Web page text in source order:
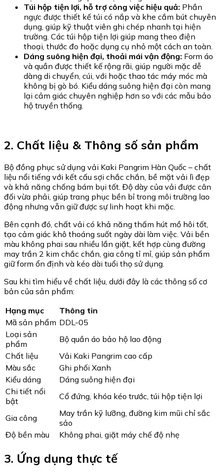
Túi hộp tiện lợi, hỗ trợ công việc hiệu quả: Phần
ngực được thiết kế túi có nắp và khe cắm bút chuyên
dụng, giúp kỹ thuật viên ghi chép nhanh tại hiện
trường. Các túi hộp tiện lợi giúp mang theo điện
thoại, thước đo hoặc dụng cụ nhỏ một cách an toàn.
Dáng suông hiện đại, thoải mái vận động: Form áo
và quần được thiết kế rộng rãi, giúp người mặc dễ
dàng di chuyển, cúi, với hoặc thao tác máy móc mà
không bị gò bó. Kiểu dáng suông hiện đại còn mang
lại cảm giác chuyên nghiệp hơn so với các mẫu bảo
hộ truyền thống.
2. Chất liệu & Thông số sản phẩm
Bộ đồng phục sử dụng vải Kaki Pangrim Hàn Quốc – chất
liệu nổi tiếng với kết cấu sợi chắc chắn, bề mặt vải lì đẹp
và khả năng chống bám bụi tốt. Độ dày của vải được cân
đối vừa phải, giúp trang phục bền bỉ trong môi trường lao
động nhưng vẫn giữ được sự linh hoạt khi mặc.
Bên cạnh đó, chất vải có khả năng thấm hút mồ hôi tốt,
tạo cảm giác khô thoáng suốt ngày dài làm việc. Vải bền
màu không phai sau nhiều lần giặt, kết hợp cùng đường
may trần 2 kim chắc chắn, gia công tỉ mỉ, giúp sản phẩm
giữ form ổn định và kéo dài tuổi thọ sử dụng.
Sau khi tìm hiểu về chất liệu, dưới đây là các thông số cơ
bản của sản phẩm:
Hạng mục
Thông tin
Mã sản phẩm DDL-05
Loại sản
phẩm
Bộ quần áo bảo hộ lao động
Chất liệu
Vải Kaki Pangrim cao cấp
Màu sắc
Ghi phối Xanh
Kiểu dáng
Dáng suông hiện đại
Chi tiết nổi
bật
Cổ đứng, khóa kéo trước, túi hộp tiện lợi
Gia công
May trần kỹ lưỡng, đường kim mũi chỉ sắc
sảo
Độ bền màu
Không phai, giặt máy chế độ nhẹ
3. Ứng dụng thực tế